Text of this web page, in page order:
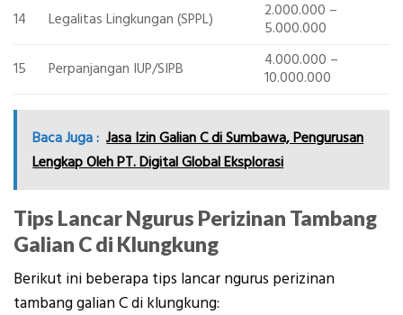
14 Legalitas Lingkungan (SPPL)
2.000.000 –
5.000.000
15 Perpanjangan IUP/SIPB
4.000.000 –
10.000.000
Baca Juga : Jasa Izin Galian C di Sumbawa, Pengurusan
Lengkap Oleh PT. Digital Global Eksplorasi
Tips Lancar Ngurus Perizinan Tambang
Galian C di Klungkung
Berikut ini beberapa tips lancar ngurus perizinan
tambang galian C di klungkung: